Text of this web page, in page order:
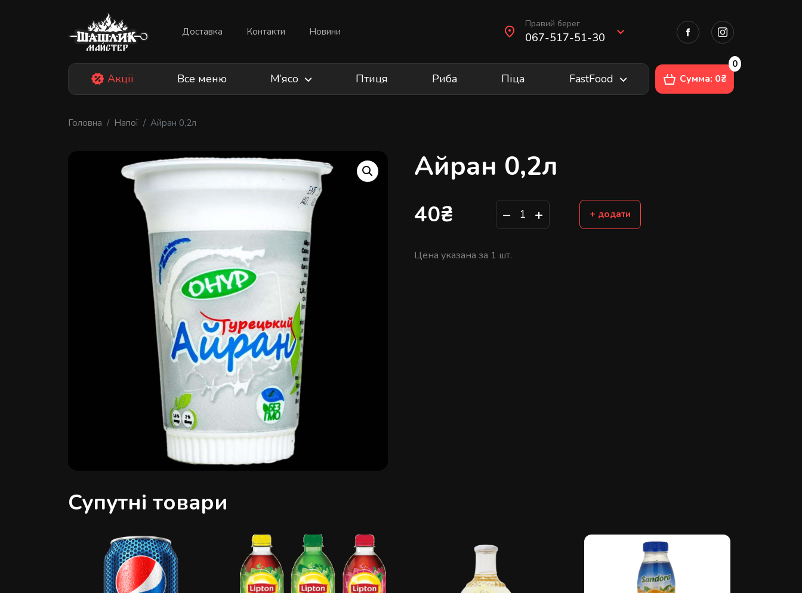
content
Доставка Контакти Новини
Правий берег
067-517-51-30
Акції Все меню М’ясо Птиця Риба Піца FastFood Сумма: 0₴
0
Головна Напої Айран 0,2л
Айран 0,2л
− + + додати
40₴
Цена указана за 1 шт.
Супутні товари